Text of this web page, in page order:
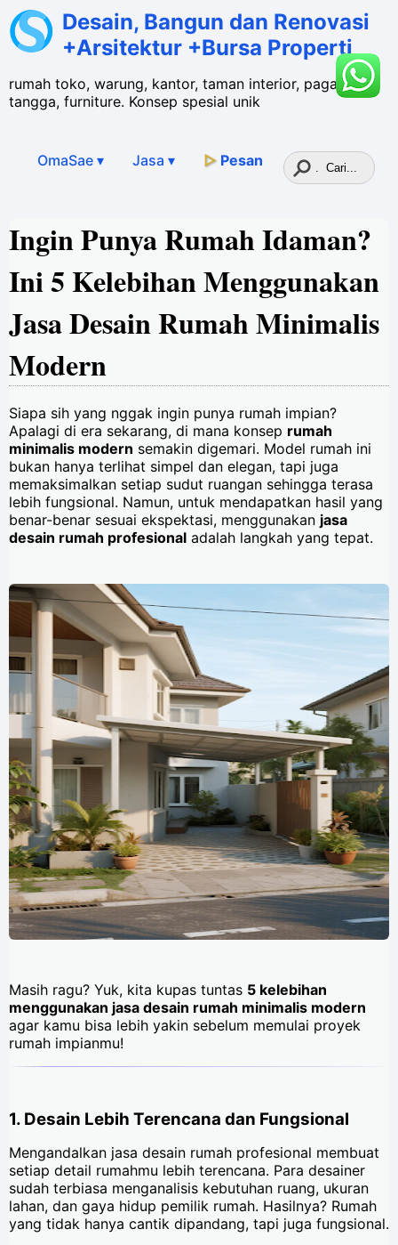
Desain, Bangun dan Renovasi
+Arsitektur +Bursa Properti
rumah toko, warung, kantor, taman interior, pagar,
tangga, furniture. Konsep spesial unik
OmaSae ▾ Jasa ▾ ▷ Pesan
Ingin Punya Rumah Idaman?
Ini 5 Kelebihan Menggunakan
Jasa Desain Rumah Minimalis
Modern
Siapa sih yang nggak ingin punya rumah impian?
Apalagi di era sekarang, di mana konsep rumah
minimalis modern semakin digemari. Model rumah ini
bukan hanya terlihat simpel dan elegan, tapi juga
memaksimalkan setiap sudut ruangan sehingga terasa
lebih fungsional. Namun, untuk mendapatkan hasil yang
benar-benar sesuai ekspektasi, menggunakan jasa
desain rumah profesional adalah langkah yang tepat.
Masih ragu? Yuk, kita kupas tuntas 5 kelebihan
menggunakan jasa desain rumah minimalis modern
agar kamu bisa lebih yakin sebelum memulai proyek
rumah impianmu!
1. Desain Lebih Terencana dan Fungsional
Mengandalkan jasa desain rumah profesional membuat
setiap detail rumahmu lebih terencana. Para desainer
sudah terbiasa menganalisis kebutuhan ruang, ukuran
lahan, dan gaya hidup pemilik rumah. Hasilnya? Rumah
yang tidak hanya cantik dipandang, tapi juga fungsional.